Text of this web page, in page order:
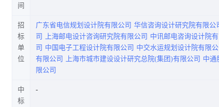
间
招
标
单
位
广东省电信规划设计院有限公司 华信咨询设计研究院有限公
司
上海邮电设计咨询研究院有限公司
中讯邮电咨询设计院
司
中国电子工程设计院有限公司
中交水运规划设计院有限
有限公司
上海市城市建设设计研究总院(集团)有限公司
中通
限公司
中
标